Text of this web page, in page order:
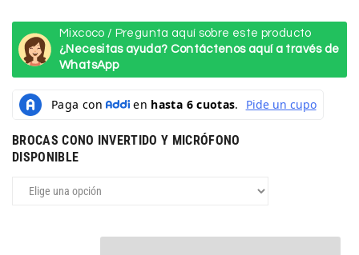
Mixcoco / Pregunta aquí sobre este producto
¿Necesitas ayuda? Contáctenos aquí a través de
WhatsApp
BROCAS CONO INVERTIDO Y MICRÓFONO
DISPONIBLE